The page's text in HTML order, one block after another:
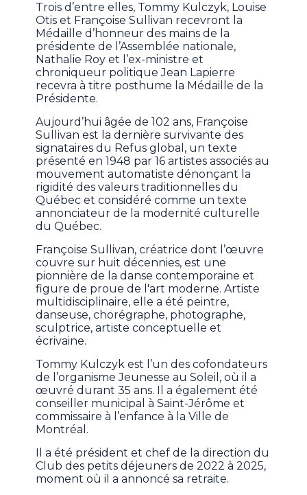
Trois d’entre elles, Tommy Kulczyk, Louise
Otis et Françoise Sullivan recevront la
Médaille d’honneur des mains de la
présidente de l’Assemblée nationale,
Nathalie Roy et l’ex-ministre et
chroniqueur politique Jean Lapierre
recevra à titre posthume la Médaille de la
Présidente.
Aujourd’hui âgée de 102 ans, Françoise
Sullivan est la dernière survivante des
signataires du Refus global, un texte
présenté en 1948 par 16 artistes associés au
mouvement automatiste dénonçant la
rigidité des valeurs traditionnelles du
Québec et considéré comme un texte
annonciateur de la modernité culturelle
du Québec.
Françoise Sullivan, créatrice dont l’œuvre
couvre sur huit décennies, est une
pionnière de la danse contemporaine et
figure de proue de l'art moderne. Artiste
multidisciplinaire, elle a été peintre,
danseuse, chorégraphe, photographe,
sculptrice, artiste conceptuelle et
écrivaine.
Tommy Kulczyk est l’un des cofondateurs
de l’organisme Jeunesse au Soleil, où il a
œuvré durant 35 ans. Il a également été
conseiller municipal à Saint-Jérôme et
commissaire à l’enfance à la Ville de
Montréal.
Il a été président et chef de la direction du
Club des petits déjeuners de 2022 à 2025,
moment où il a annoncé sa retraite.